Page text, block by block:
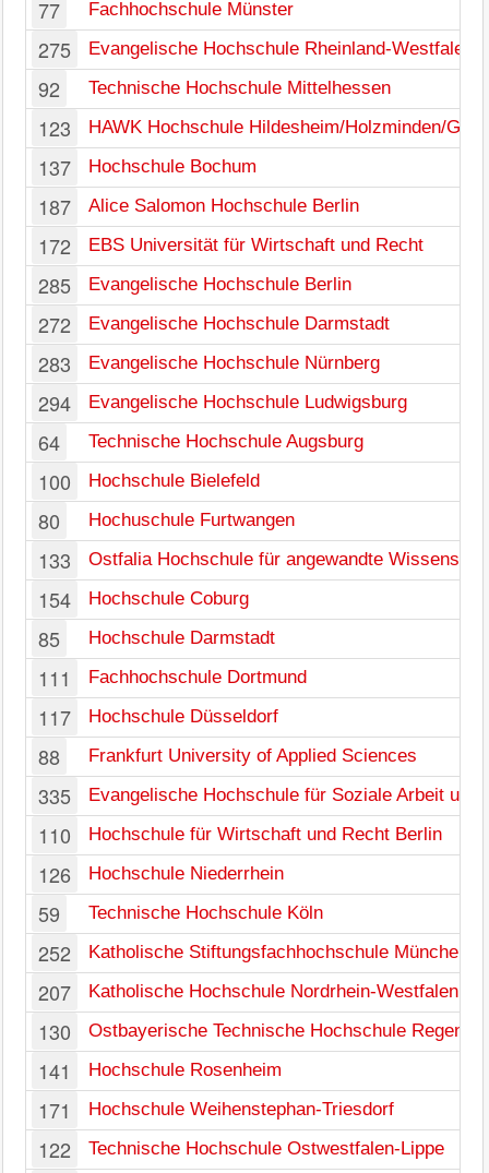
77 Fachhochschule Münster
275 Evangelische Hochschule Rheinland-Westfalen-
92 Technische Hochschule Mittelhessen
123 HAWK Hochschule Hildesheim/Holzminden/
137 Hochschule Bochum
187 Alice Salomon Hochschule Berlin
172 EBS Universität für Wirtschaft und Recht
285 Evangelische Hochschule Berlin
272 Evangelische Hochschule Darmstadt
283 Evangelische Hochschule Nürnberg
294 Evangelische Hochschule Ludwigsburg
64 Technische Hochschule Augsburg
100 Hochschule Bielefeld
80 Hochuschule Furtwangen
133 Ostfalia Hochschule für angewandte
154 Hochschule Coburg
85 Hochschule Darmstadt
111 Fachhochschule Dortmund
117 Hochschule Düsseldorf
88 Frankfurt University of Applied Sciences
335 Evangelische Hochschule für Soziale Arbeit und
110 Hochschule für Wirtschaft und Recht Berlin
126 Hochschule Niederrhein
59 Technische Hochschule Köln
252 Katholische Stiftungsfachhochschule München
207 Katholische Hochschule Nordrhein-Westfalen
130 Ostbayerische Technische Hochschule
141 Hochschule Rosenheim
171 Hochschule Weihenstephan-Triesdorf
122 Technische Hochschule Ostwestfalen-Lippe